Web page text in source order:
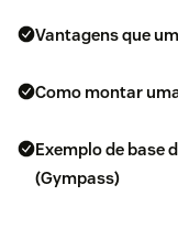
Vantagens que
Como montar
Exemplo de base
(Gympass)